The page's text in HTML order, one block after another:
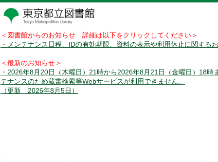
＜図書館からのお知らせ 詳細は以下をクリックしてください＞
・メンテナンス日程、IDの有効期限、資料の表示や利用休止に関する
＜最新のお知らせ＞
・2026年8月20日（木曜日）21時から2026年8月21日（金曜日）18時
テナンスのため蔵書検索等Webサービスが利用できません。
（更新 2026年8月5日）